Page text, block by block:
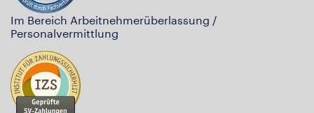
Im Bereich Arbeitnehmerüberlassung /
Personalvermittlung